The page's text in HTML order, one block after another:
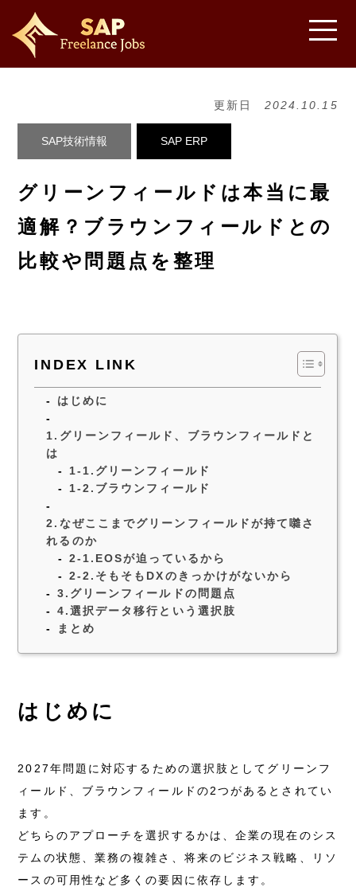
SAP技術情報 SAP ERP
更新日 2024.10.15
グリーンフィールドは本当に最
適解？ブラウンフィールドとの
比較や問題点を整理
INDEX LINK
はじめに
1.グリーンフィールド、ブラウンフィールドと
は
1-1.グリーンフィールド
1-2.ブラウンフィールド
2.なぜここまでグリーンフィールドが持て囃さ
れるのか
2-1.EOSが迫っているから
2-2.そもそもDXのきっかけがないから
3.グリーンフィールドの問題点
4.選択データ移行という選択肢
まとめ
はじめに
2027年問題に対応するための選択肢としてグリーンフ
ィールド、ブラウンフィールドの2つがあるとされてい
ます。
どちらのアプローチを選択するかは、企業の現在のシス
テムの状態、業務の複雑さ、将来のビジネス戦略、リソ
ースの可用性など多くの要因に依存します。